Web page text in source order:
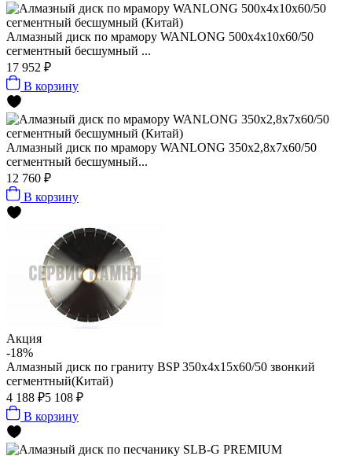
Алмазный диск по мрамору WANLONG 500х4х10х60/50
сегментный бесшумный ...
17 952 ₽
В корзину
Алмазный диск по мрамору WANLONG 350х2,8х7х60/50
сегментный бесшумный...
12 760 ₽
В корзину
Акция
-18%
Алмазный диск по граниту BSP 350x4x15x60/50 звонкий
сегментный(Китай)
4 188 ₽5 108 ₽
В корзину